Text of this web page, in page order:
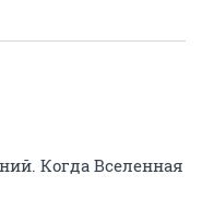
Когда Вселенная